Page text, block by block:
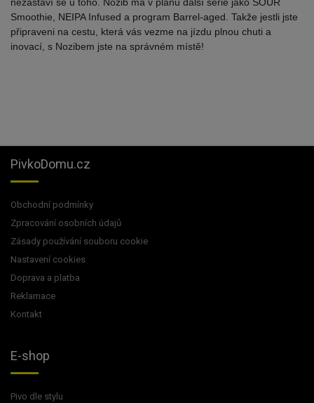
Smoothie, NEIPA Infused a program Barrel-aged. Takže jestli jste
připraveni na cestu, která vás vezme na jízdu plnou chuti a
inovací, s Nozibem jste na správném místě!
PivkoDomu.cz
Obchodní podmínky
Zpracování osobních údajů
Zásady používání souboru cookie
Nastavení cookies
Doprava a platba
Reklamace
Kontakt
E-shop
Pivo dle stylu